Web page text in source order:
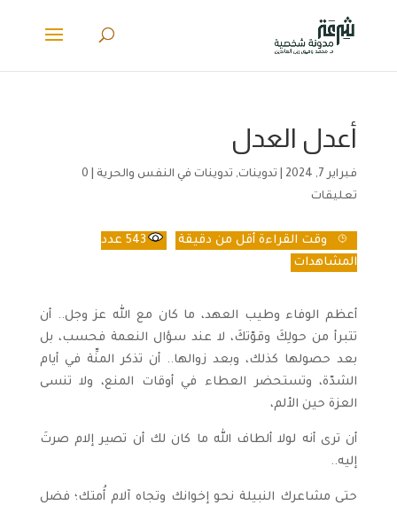
أعدل العدل
فبراير 7, 2024 تدوينات, تدوينات في النفس والحرية
0
تعليقات
وقت القراءةأقل من دقيقة 543عدد
المشاهدات
أعظم الوفاء وطيب العهد، ما كان مع الله عز وجل.. أن
تتبرأ من حولِكَ وقوّتكَ، لا عند سؤال النعمة فحسب، بل
بعد حصولها كذلك، وبعد زوالها.. أن تذكر المنِّة في أيام
الشدّة، وتستحضر العطاء في أوقات المنع، ولا تنسى
العزة حين الألم،
أن ترى أنه لولا ألطاف الله ما كان لك أن تصير إلام صرتَ
إليه..
حتى مشاعرك النبيلة نحو إخوانك وتجاه آلام أُمتك؛ فضل